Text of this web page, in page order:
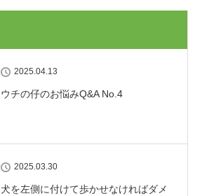
2025.04.13
ウチの仔のお悩みQ&A No.4
2025.03.30
犬を左側に付けて歩かせなければダメ